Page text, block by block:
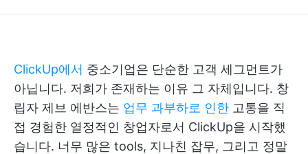
ClickUp에서 중소기업은 단순한 고객 세그먼트가
아닙니다. 저희가 존재하는 이유 그 자체입니다. 창
립자 제브 에반스는 업무 과부하로 인한 고통을 직
접 경험한 열정적인 창업자로서 ClickUp을 시작했
습니다. 너무 많은 tools, 지나친 잡무, 그리고 정말